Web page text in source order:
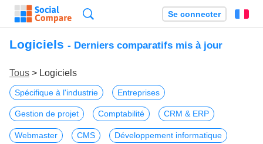
Se connecter
Logiciels - Derniers comparatifs mis à jour
Tous > Logiciels
Spécifique à l'industrie Entreprises
Gestion de projet Comptabilité CRM & ERP
Webmaster CMS Développement informatique